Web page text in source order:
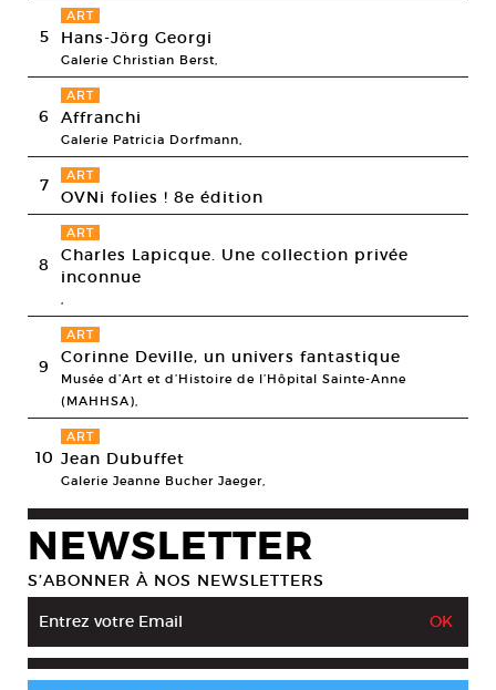
5
ART
Hans-Jörg Georgi
Galerie Christian Berst,
6
ART
Affranchi
Galerie Patricia Dorfmann,
7 ART
OVNi folies ! 8e édition
8
ART
Charles Lapicque. Une collection privée
inconnue
,
9
ART
Corinne Deville, un univers fantastique
Musée d’Art et d’Histoire de l’Hôpital Sainte-Anne
(MAHHSA),
10
ART
Jean Dubuffet
Galerie Jeanne Bucher Jaeger,
NEWSLETTER
S’ABONNER À NOS NEWSLETTERS